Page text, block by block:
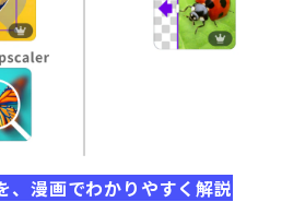
漫画でわかりやすく解説